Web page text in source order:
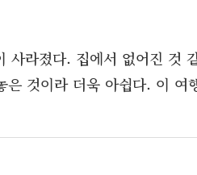
사라졌다. 집에서 없어진 것
것이라 더욱 아쉽다. 이 여